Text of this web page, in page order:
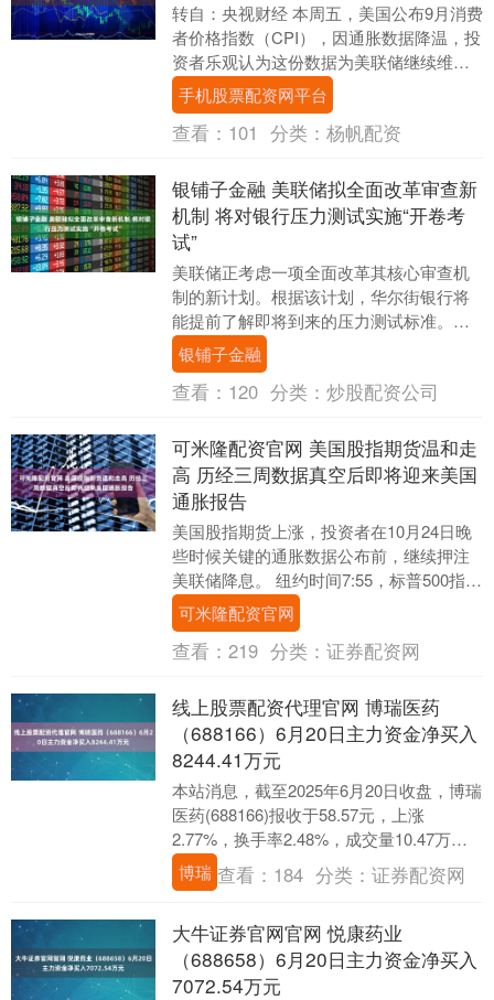
转自：央视财经 本周五，美国公布9月消费
者价格指数（CPI），因通胀数据降温，投
资者乐观认为这份数据为美联储继续维持
降息路径扫清了障碍、从而提振美国经
济，并支撑....
手机股票配资网平台
查看： 101 分类： 杨帆配资
银铺子金融 美联储拟全面改革审查新
机制 将对银行压力测试实施“开卷考
试”
美联储正考虑一项全面改革其核心审查机
制的新计划。根据该计划，华尔街银行将
能提前了解即将到来的压力测试标准。根
据周五公布的文件，美联储的计划旨在改
进部分模型设计，....
银铺子金融
查看： 120 分类： 炒股配资公司
可米隆配资官网 美国股指期货温和走
高 历经三周数据真空后即将迎来美国
通胀报告
美国股指期货上涨，投资者在10月24日晚
些时候关键的通胀数据公布前，继续押注
美联储降息。 纽约时间7:55，标普500指数
期货涨0.3%，科技股引领涨势，有望使....
可米隆配资官网
查看： 219 分类： 证券配资网
线上股票配资代理官网 博瑞医药
（688166）6月20日主力资金净买入
8244.41万元
本站消息，截至2025年6月20日收盘，博瑞
医药(688166)报收于58.57元，上涨
2.77%，换手率2.48%，成交量10.47万
手，成交额6.05亿元。....
博瑞 查看： 184 分类：证券配资网
大牛证券官网官网 悦康药业
（688658）6月20日主力资金净买入
7072.54万元